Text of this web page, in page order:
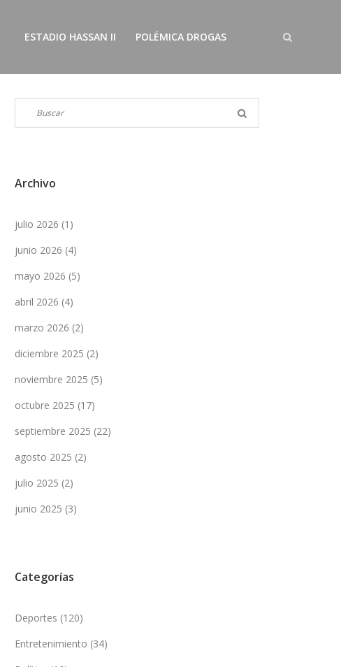
ESTADIO HASSAN II POLÉMICA DROGAS
Archivo
julio 2026 (1)
junio 2026 (4)
mayo 2026 (5)
abril 2026 (4)
marzo 2026 (2)
diciembre 2025 (2)
noviembre 2025 (5)
octubre 2025 (17)
septiembre 2025 (22)
agosto 2025 (2)
julio 2025 (2)
junio 2025 (3)
Categorías
Deportes (120)
Entretenimiento (34)